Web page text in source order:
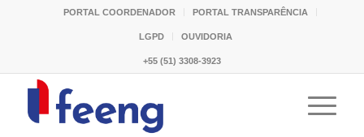
PORTAL COORDENADOR PORTAL TRANSPARÊNCIA
LGPD OUVIDORIA
+55 (51) 3308-3923